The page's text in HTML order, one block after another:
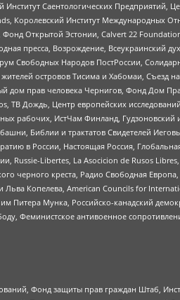
Саентологических Предприятий,
Королевский Институт
Открытой Эстонии, Calvert 22
пресса, Возрождение, Всеукраинский
Свободных Народов ПостРоссии,
островов Тисима и Хабомаи, Съезд
дом прав человека Чернигов, Фонд Дом
ТВ Дождь, Центр европейских
рабочих, ИстЧам Финланд, Гудзоновский
Библии и трактатов Свидетелей
в России, Настоящая Россия,
Libertes, La Asocicion de Rusos
черного креста, Радио Свободная
Копелева, American Councils for
Питера Мунка, Российско-канадский
Феминистское антивоенное
Фонд защиты прав граждан Штаб,